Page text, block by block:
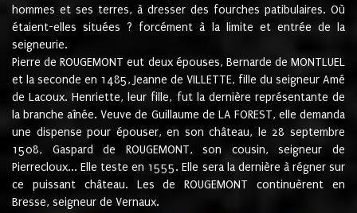
hommes et ses terres, à dresser des fourches patibulaires. Où
étaient-elles situées ? forcément à la limite et entrée de la
seigneurie.
Pierre de ROUGEMONT eut deux épouses, Bernarde de MONTLUEL
et la seconde en 1485, Jeanne de VILLETTE, fille du seigneur Amé
de Lacoux. Henriette, leur fille, fut la dernière représentante de
la branche aînée. Veuve de Guillaume de LA FOREST, elle demanda
une dispense pour épouser, en son château, le 28 septembre
1508, Gaspard de ROUGEMONT, son cousin, seigneur de
Pierrecloux... Elle teste en 1555. Elle sera la dernière à régner sur
ce puissant château. Les de ROUGEMONT continuèrent en
Bresse, seigneur de Vernaux.